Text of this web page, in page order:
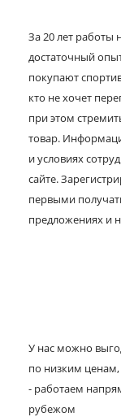
За 20 лет
достаточный
покупают
кто не хочет
при этом
товар.
и условиях
сайте.
первыми
предложениях и
У нас можно
по низким
- работаем
рубежом